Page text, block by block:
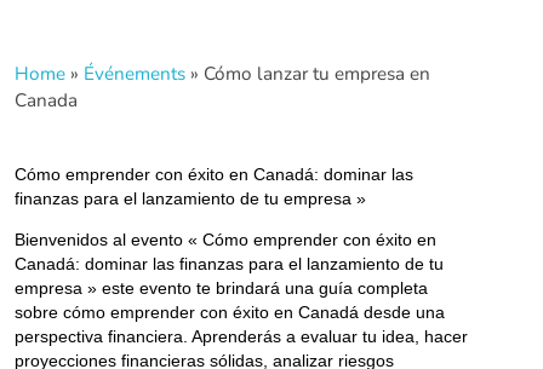
Home » Événements » Cómo lanzar tu empresa en
Canada
Cómo emprender con éxito en Canadá: dominar las
finanzas para el lanzamiento de tu empresa »
Bienvenidos al evento « Cómo emprender con éxito en
Canadá: dominar las finanzas para el lanzamiento de tu
empresa » este evento te brindará una guía completa
sobre cómo emprender con éxito en Canadá desde una
perspectiva financiera. Aprenderás a evaluar tu idea, hacer
proyecciones financieras sólidas, analizar riesgos